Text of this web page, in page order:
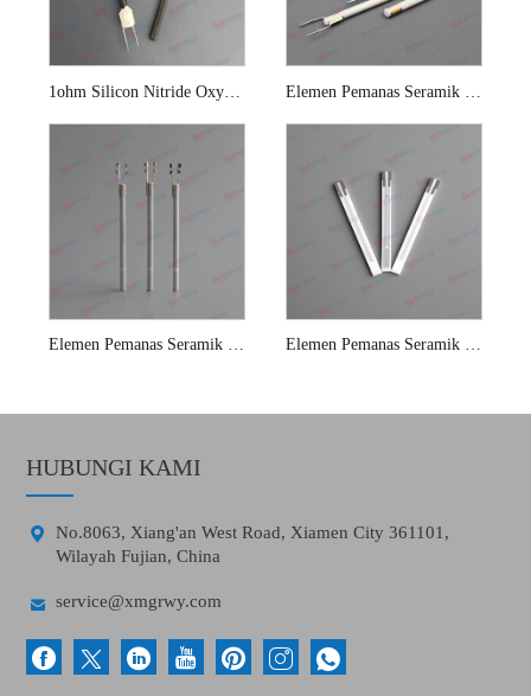
1ohm Silicon Nitride Oxygen Sensor Elemen Pemanas Seramik
Elemen Pemanas Seramik Penderia Oksigen 13v Elemen Pemanas Seramik Penderia Oksigen Planar
HUBUNGI KAMI

No.8063, Xiang'an West Road, Xiamen City 361101,
Wilayah Fujian, China
 service@xmgrwy.com